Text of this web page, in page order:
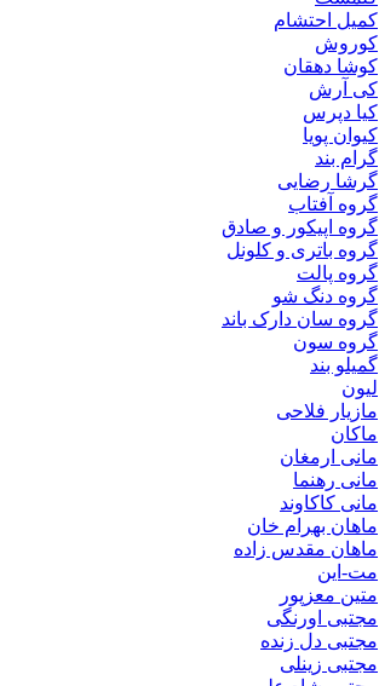
کمیل احتشام
کوروش
کوشا دهقان
کی آرش
کیا دپرس
کیوان پویا
گرام بند
گرشا رضایی
گروه آفتاب
گروه اپیکور و صادق
گروه باتری و کلونل
گروه پالت
گروه دنگ شو
گروه سان دارک باند
گروه سون
گمیلو بند
لیون
مازیار فلاحی
ماکان
مانی ارمغان
مانی رهنما
مانی کاکاوند
ماهان بهرام خان
ماهان مقدس زاده
مت-این
متین معزپور
مجتبی اورنگی
مجتبی دل زنده
مجتبی زینلی